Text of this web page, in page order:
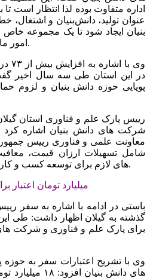
عنوان تولید، دانش‌بنیان و
بنیان ایجاد شود تا یک مجموعه
امور مالیاتی و بیمه گری مطلع باشند.
وی
در این استان طی سه سال اخیر
پویایی حوزه دانش بنیان و لزوم
معاونت علمی و فناوری رییس
شامل تسهیلات ارزان قیمت،
های لازم برای توسعه کسب و کار و کمک به صادرات وجود دارد.
۷۸ میلیارد تومان
باستی در ادامه با اشاره به سفر
برای پارک علم و فناوری و شرکت
وی با تشریح اعتبارات سفر به
های دانش بنیان